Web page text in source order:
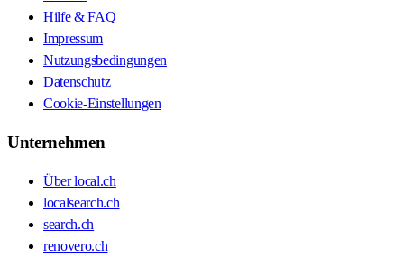
Hilfe & FAQ
Impressum
Nutzungsbedingungen
Datenschutz
Cookie-Einstellungen
Unternehmen
Über local.ch
localsearch.ch
search.ch
renovero.ch